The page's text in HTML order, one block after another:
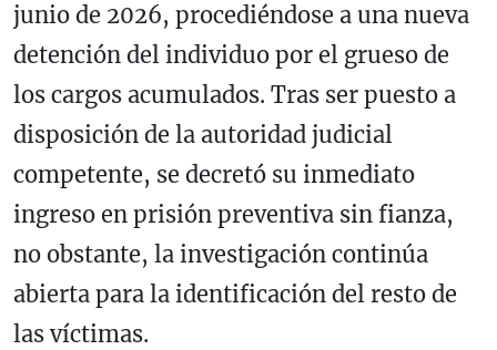
junio de 2026, procediéndose a una nueva
detención del individuo por el grueso de
los cargos acumulados. Tras ser puesto a
disposición de la autoridad judicial
competente, se decretó su inmediato
ingreso en prisión preventiva sin fianza,
no obstante, la investigación continúa
abierta para la identificación del resto de
las víctimas.